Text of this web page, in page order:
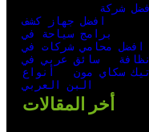
شركة
افضل جهاز كشف
برامج سياحة في
افضل محامي شركات في
سائق عربي في
سكاي مون
أنواع
البن العربي
أخر المقالات